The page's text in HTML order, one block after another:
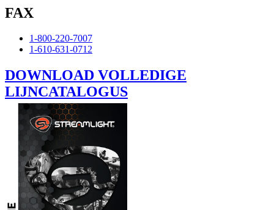
FAX
1-800-220-7007
1-610-631-0712
DOWNLOAD VOLLEDIGE
LIJNCATALOGUS